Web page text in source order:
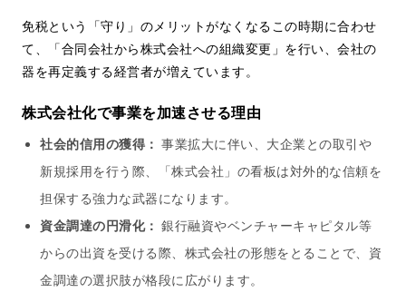
免税という「守り」のメリットがなくなるこの時期に合わせ
て、「合同会社から株式会社への組織変更」を行い、会社の
器を再定義する経営者が増えています。
株式会社化で事業を加速させる理由
社会的信用の獲得： 事業拡大に伴い、大企業との取引や
新規採用を行う際、「株式会社」の看板は対外的な信頼を
担保する強力な武器になります。
資金調達の円滑化： 銀行融資やベンチャーキャピタル等
からの出資を受ける際、株式会社の形態をとることで、資
金調達の選択肢が格段に広がります。